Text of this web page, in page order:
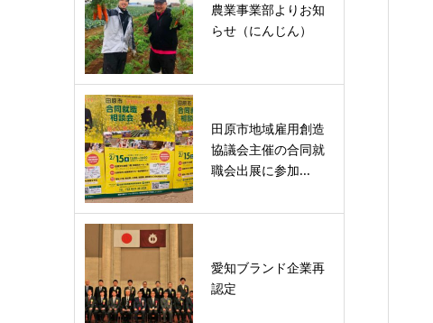
農業事業部よりお知
らせ（にんじん）
田原市地域雇用創造
協議会主催の合同就
職会出展に参加...
愛知ブランド企業再
認定